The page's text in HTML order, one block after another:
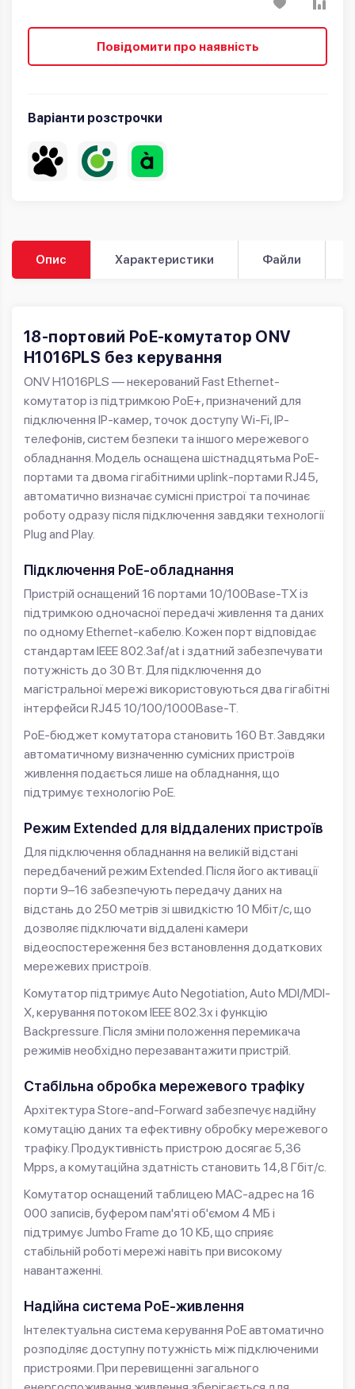
Повідомити про наявність
Варіанти розстрочки
Опис Характеристики Файли
18-портовий PoE-комутатор ONV
H1016PLS без керування
ONV H1016PLS — некерований Fast Ethernet-
комутатор із підтримкою PoE+, призначений для
підключення IP-камер, точок доступу Wi-Fi, IP-
телефонів, систем безпеки та іншого мережевого
обладнання. Модель оснащена шістнадцятьма PoE-
портами та двома гігабітними uplink-портами RJ45,
автоматично визначає сумісні пристрої та починає
роботу одразу після підключення завдяки технології
Plug and Play.
Підключення PoE-обладнання
Пристрій оснащений 16 портами 10/100Base-TX із
підтримкою одночасної передачі живлення та даних
по одному Ethernet-кабелю. Кожен порт відповідає
стандартам IEEE 802.3af/at і здатний забезпечувати
потужність до 30 Вт. Для підключення до
магістральної мережі використовуються два гігабітні
інтерфейси RJ45 10/100/1000Base-T.
PoE-бюджет комутатора становить 160 Вт. Завдяки
автоматичному визначенню сумісних пристроїв
живлення подається лише на обладнання, що
підтримує технологію PoE.
Режим Extended для віддалених пристроїв
Для підключення обладнання на великій відстані
передбачений режим Extended. Після його активації
порти 9–16 забезпечують передачу даних на
відстань до 250 метрів зі швидкістю 10 Мбіт/с, що
дозволяє підключати віддалені камери
відеоспостереження без встановлення додаткових
мережевих пристроїв.
Комутатор підтримує Auto Negotiation, Auto MDI/MDI-
X, керування потоком IEEE 802.3x і функцію
Backpressure. Після зміни положення перемикача
режимів необхідно перезавантажити пристрій.
Стабільна обробка мережевого трафіку
Архітектура Store-and-Forward забезпечує надійну
комутацію даних та ефективну обробку мережевого
трафіку. Продуктивність пристрою досягає 5,36
Mpps, а комутаційна здатність становить 14,8 Гбіт/с.
Комутатор оснащений таблицею MAC-адрес на 16
000 записів, буфером пам'яті об'ємом 4 МБ і
підтримує Jumbo Frame до 10 КБ, що сприяє
стабільній роботі мережі навіть при високому
навантаженні.
Надійна система PoE-живлення
Інтелектуальна система керування PoE автоматично
розподіляє доступну потужність між підключеними
пристроями. При перевищенні загального